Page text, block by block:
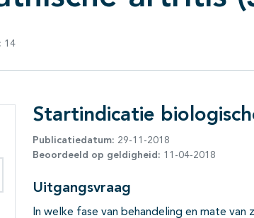
14
binnen deze richtlijn
Startindicatie
Publicatiedatum: 29-11-2018
Beoordeeld op geldigheid: 11-04-2018
Uitgangsvraag
In welke fase van behandeling en mate